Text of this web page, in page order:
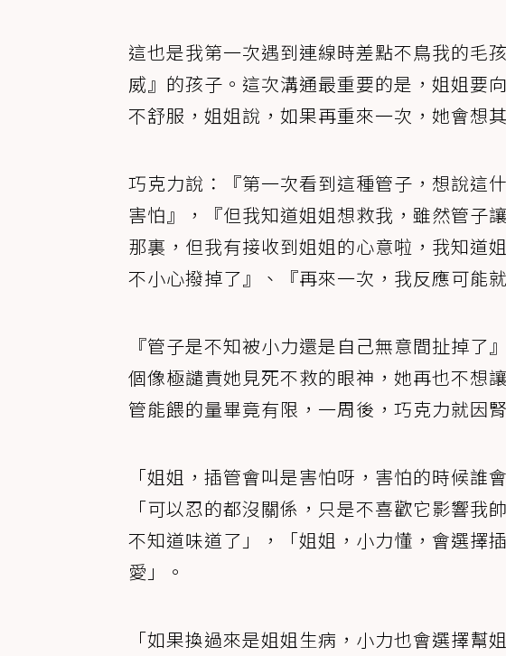
這也是我第一次遇到連線時差點不鳥我的毛
威』的孩子。這次溝通最重要的是，姐姐要
不舒服，姐姐說，如果再重來一次，她會想
巧克力說：『第一次看到這種管子，想說這
害怕』，『但我知道姐姐想救我，雖然管子
那裏，但我有接收到姐姐的心意啦，我知道
不小心撥掉了』、『再來一次，我反應可能
『管子是不知被小力還是自己無意間扯掉
個像極譴責她見死不救的眼神，她再也不想
管能餵的量畢竟有限，一周後，巧克力就因
「姐姐，插管會叫是害怕呀，害怕的時候誰
「可以忍的都沒關係，只是不喜歡它影響
不知道味道了」，「姐姐，小力懂，會選擇
愛」。
「如果換過來是姐姐生病，小力也會選擇